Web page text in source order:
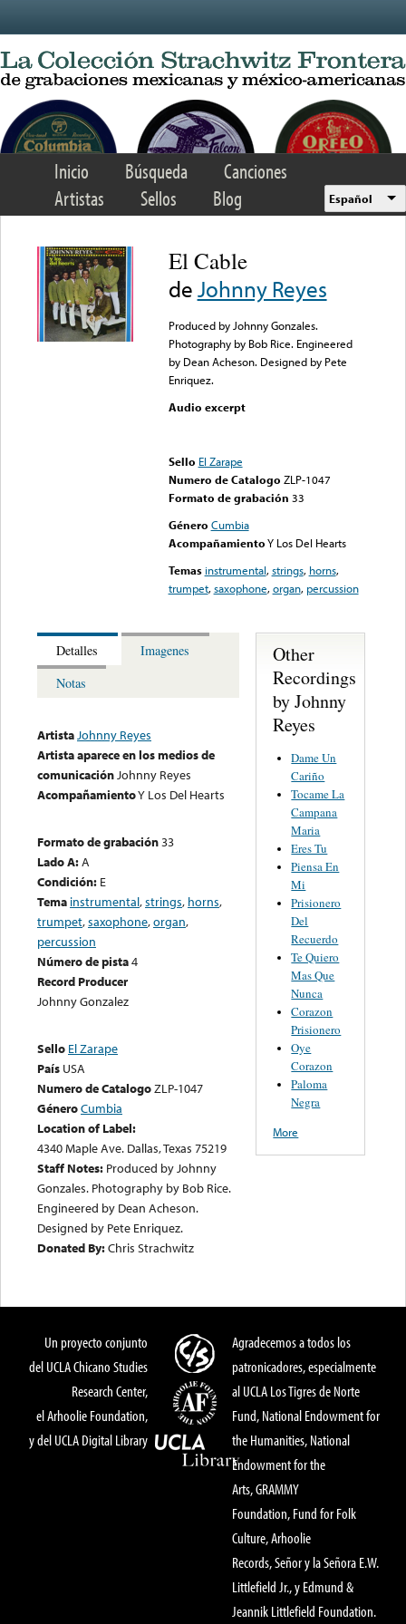
Inicio Búsqueda
Canciones
Artistas
Sellos Blog Español
El Cable
deJohnny Reyes
Produced by Johnny Gonzales.
Photography by Bob Rice. Engineered
by Dean Acheson. Designed by Pete
Enriquez.
Audio excerpt
Sello El Zarape
Numero de Catalogo ZLP-1047
Formato de grabación 33
Género Cumbia
AcompañamientoY Los Del Hearts
Temas instrumental,strings, horns,
trumpet,saxophone,organ, percussion
Detalles
Imagenes
Notas
ArtistaJohnny Reyes
Artista aparece en los medios de
comunicaciónJohnny Reyes
AcompañamientoY Los Del Hearts
Formato de grabación33
Lado A:A
Condición: E
Tema instrumental,strings, horns,
trumpet,saxophone,organ,
percussion
Número de pista4
Record Producer
Johnny Gonzalez
Sello El Zarape
País USA
Numero de CatalogoZLP-1047
GéneroCumbia
Location of Label:
4340 Maple Ave. Dallas, Texas 75219
Staff Notes: Produced by Johnny
Gonzales. Photography by Bob Rice.
Engineered by Dean Acheson.
Designed by Pete Enriquez.
Donated By:Chris Strachwitz
Other
Recordings
by Johnny
Reyes
Dame Un
Cariño
Tocame La
Campana
Maria
Eres Tu
Piensa En
Mi
Prisionero
Del
Recuerdo
Te Quiero
Mas Que
Nunca
Corazon
Prisionero
Oye
Corazon
Paloma
Negra
More
Un proyecto conjunto
del UCLA Chicano Studies
Research Center,
el Arhoolie Foundation,
y del UCLA Digital Library
Agradecemos a todos los
patronicadores, especialmente
al UCLA Los Tigres de Norte
Fund, National Endowment for
the Humanities, National
Endowment for the
Arts, GRAMMY
Foundation, Fund for Folk
Culture, Arhoolie
Records, Señor y la Señora E.W.
Littlefield Jr., y Edmund &
Jeannik Littlefield Foundation.